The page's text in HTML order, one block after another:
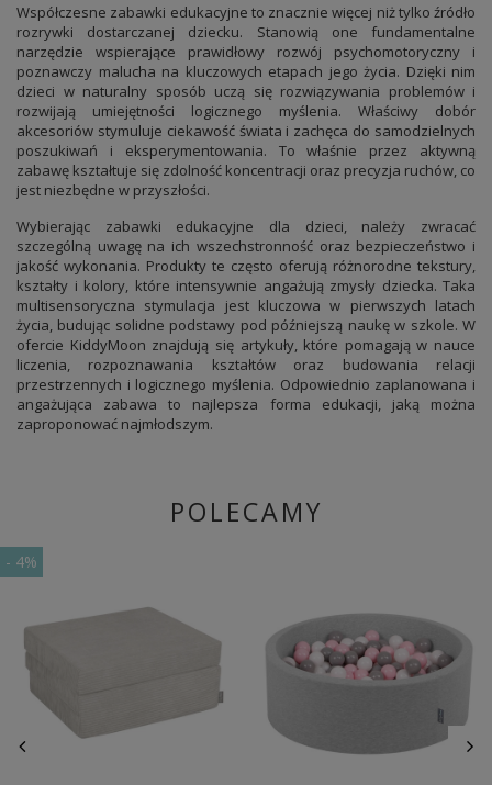
Współczesne zabawki edukacyjne to znacznie więcej niż tylko źródło
rozrywki dostarczanej dziecku. Stanowią one fundamentalne
narzędzie wspierające prawidłowy rozwój psychomotoryczny i
poznawczy malucha na kluczowych etapach jego życia. Dzięki nim
dzieci w naturalny sposób uczą się rozwiązywania problemów i
rozwijają umiejętności logicznego myślenia. Właściwy dobór
akcesoriów stymuluje ciekawość świata i zachęca do samodzielnych
poszukiwań i eksperymentowania. To właśnie przez aktywną
zabawę kształtuje się zdolność koncentracji oraz precyzja ruchów, co
jest niezbędne w przyszłości.
Wybierając zabawki edukacyjne dla dzieci, należy zwracać
szczególną uwagę na ich wszechstronność oraz bezpieczeństwo i
jakość wykonania. Produkty te często oferują różnorodne tekstury,
kształty i kolory, które intensywnie angażują zmysły dziecka. Taka
multisensoryczna stymulacja jest kluczowa w pierwszych latach
życia, budując solidne podstawy pod późniejszą naukę w szkole. W
ofercie KiddyMoon znajdują się artykuły, które pomagają w nauce
liczenia, rozpoznawania kształtów oraz budowania relacji
przestrzennych i logicznego myślenia. Odpowiednio zaplanowana i
angażująca zabawa to najlepsza forma edukacji, jaką można
zaproponować najmłodszym.
POLECAMY
- 4%